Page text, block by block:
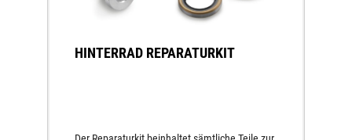
HINTERRAD REPARATURKIT